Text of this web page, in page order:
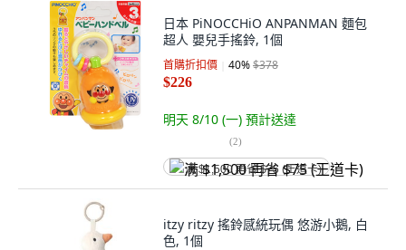
日本 PiNOCCHiO ANPANMAN 麵包
超人 嬰兒手搖鈴, 1個
首購折扣價 40%$378
$226
明天 8/10 (一) 預計送達
(2)
满 $1,500 再省 $75 (王道卡)
itzy ritzy 搖鈴感統玩偶 悠游小鵝, 白
色, 1個